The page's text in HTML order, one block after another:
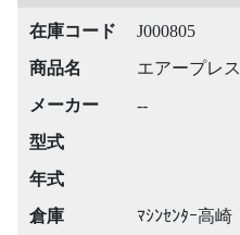
在庫コード
J000805
商品名
エアープレス
メーカー
--
型式
年式
倉庫
ﾏｼﾝｾﾝﾀｰ高崎